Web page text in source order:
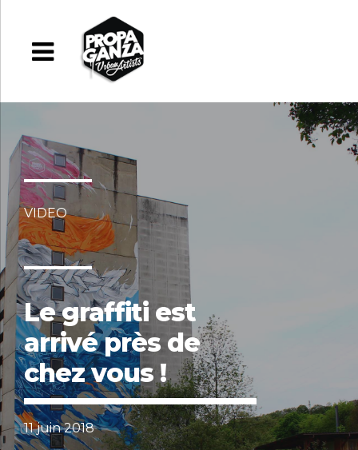
VIDEO
Le graffiti est
arrivé près de
chez vous !
11 juin 2018